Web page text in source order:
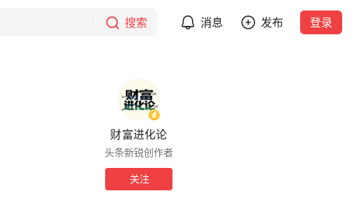
搜索 消息 发布 登录
财富进化论
头条新锐创作者
关注